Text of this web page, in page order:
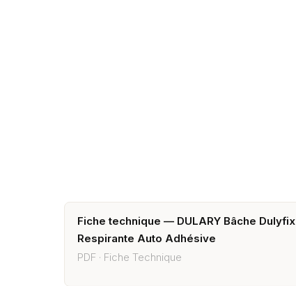
Fiche technique — DULARY Bâche Dulyfix
Respirante Auto Adhésive
PDF · Fiche Technique